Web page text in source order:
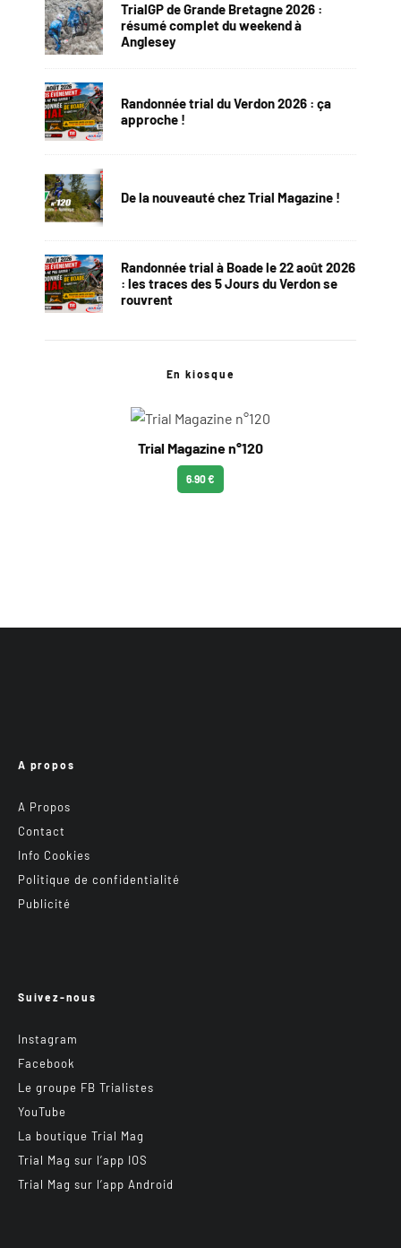
TrialGP de Grande Bretagne 2026 :
résumé complet du weekend à
Anglesey
Randonnée trial du Verdon 2026 : ça
approche !
De la nouveauté chez Trial Magazine !
Randonnée trial à Boade le 22 août 2026
: les traces des 5 Jours du Verdon se
rouvrent
En kiosque
Trial Magazine n°120
6.90 €
A propos
A Propos
Contact
Info Cookies
Politique de confidentialité
Publicité
Suivez-nous
Instagram
Facebook
Le groupe FB Trialistes
YouTube
La boutique Trial Mag
Trial Mag sur l’app IOS
Trial Mag sur l’app Android